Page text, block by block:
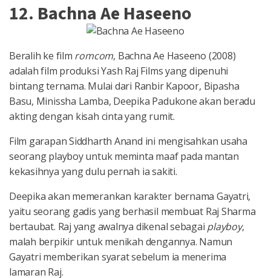
12. Bachna Ae Haseeno
Beralih ke film romcom, Bachna Ae Haseeno (2008)
adalah film produksi Yash Raj Films yang dipenuhi
bintang ternama. Mulai dari Ranbir Kapoor, Bipasha
Basu, Minissha Lamba, Deepika Padukone akan beradu
akting dengan kisah cinta yang rumit.
Film garapan Siddharth Anand ini mengisahkan usaha
seorang playboy untuk meminta maaf pada mantan
kekasihnya yang dulu pernah ia sakiti.
Deepika akan memerankan karakter bernama Gayatri,
yaitu seorang gadis yang berhasil membuat Raj Sharma
bertaubat. Raj yang awalnya dikenal sebagai playboy,
malah berpikir untuk menikah dengannya. Namun
Gayatri memberikan syarat sebelum ia menerima
lamaran Raj.